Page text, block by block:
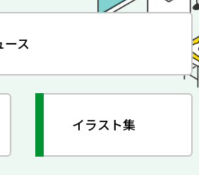
ース
イラスト集